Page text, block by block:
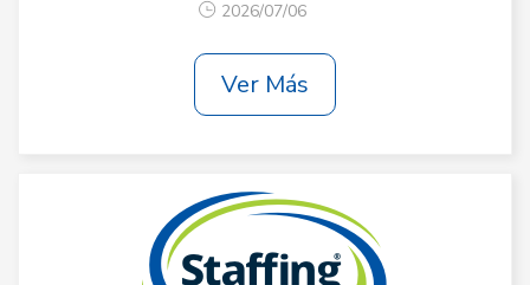
2026/07/06
Ver Más